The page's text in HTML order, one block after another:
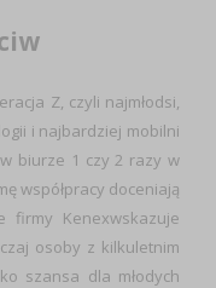
Z, czyli najmłodsi,
i najbardziej mobilni
biurze 1 czy 2 razy w
współpracy doceniają
firmy Kenexwskazuje
osoby z kilkuletnim
szansa dla młodych